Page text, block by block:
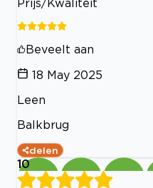
Prijs/Kwaliteit
Beveelt aan
18 May 2025
Leen
Balkbrug
delen
10